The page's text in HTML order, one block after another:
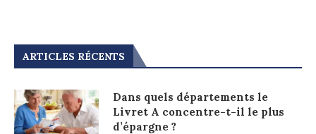
ARTICLES RÉCENTS
Dans quels départements le
Livret A concentre-t-il le plus
d’épargne ?